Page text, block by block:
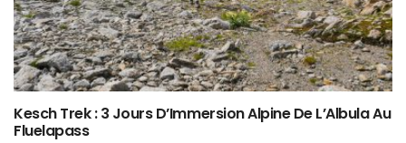
Kesch Trek : 3 Jours D’Immersion Alpine De L’Albula Au
Fluelapass